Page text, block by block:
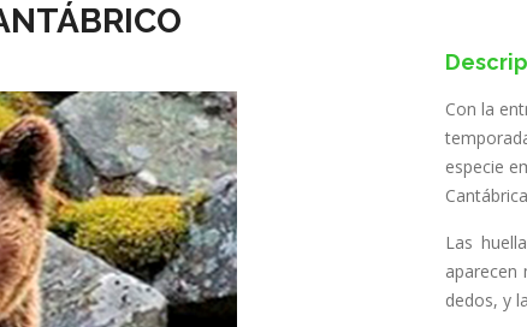
Con la
especie
Las
aparecen
dedos, y